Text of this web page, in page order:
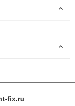
fix.ru